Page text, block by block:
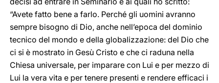
“Avete fatto bene a farlo. Perché gli uomini avranno
sempre bisogno di Dio, anche nell’epoca del dominio
tecnico del mondo e della globalizzazione: del Dio che
ci si è mostrato in Gesù Cristo e che ci raduna nella
Chiesa universale, per imparare con Lui e per mezzo di
Lui la vera vita e per tenere presenti e rendere efficaci i